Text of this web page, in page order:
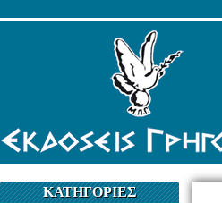
ΚΑΤΗΓΟΡΙΕΣ